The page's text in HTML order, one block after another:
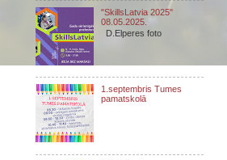
"SkillsLatvia 2025"
08.05.2025.
D.Elperes foto
1.septembris Tumes
pamatskolā